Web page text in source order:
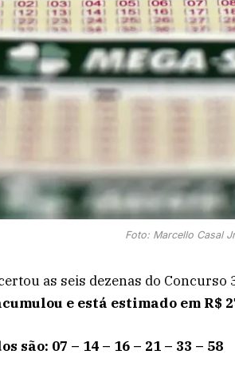
Foto: Marcello Casal
as seis dezenas do Concurso
e está estimado em
são: 07 – 14 – 16 – 21 – 33 – 58